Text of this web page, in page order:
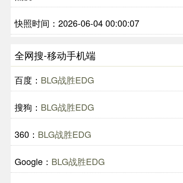
快照时间：2026-06-04 00:00:07
全网搜-移动手机端
百度： BLG战胜EDG
搜狗： BLG战胜EDG
360： BLG战胜EDG
Google： BLG战胜EDG